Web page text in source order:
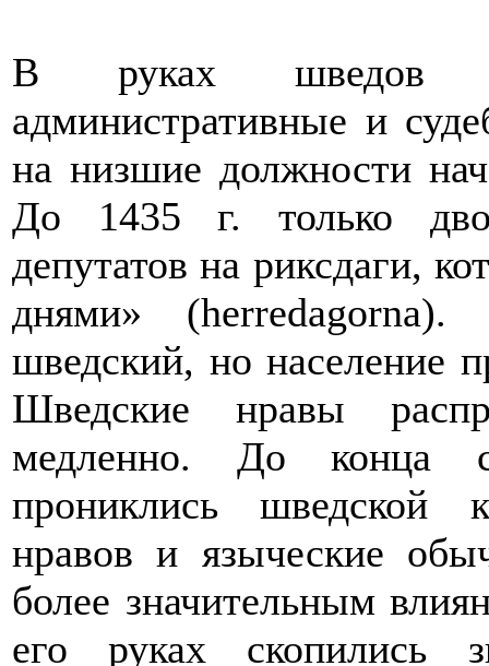
В руках шведов
административные и
на низшие должности
До 1435 г. только
депутатов на риксдаги,
днями»
шведский, но население
Шведские нравы
медленно. До конца
прониклись шведской
нравов и языческие
более значительным
его руках скопились